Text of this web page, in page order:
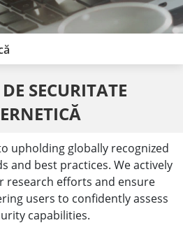
SECURITATE
upholding globally recognized
and best practices. We actively
research efforts and ensure
users to confidently assess
capabilities.